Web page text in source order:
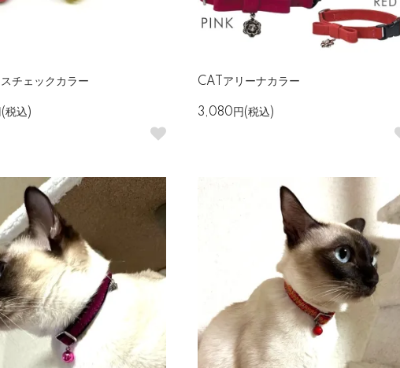
チェックカラー
込)
CATアリーナカラー
3,080円(税込)